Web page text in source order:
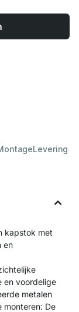
Levering
kapstok met
en
en voordelige
metalen
monteren: De